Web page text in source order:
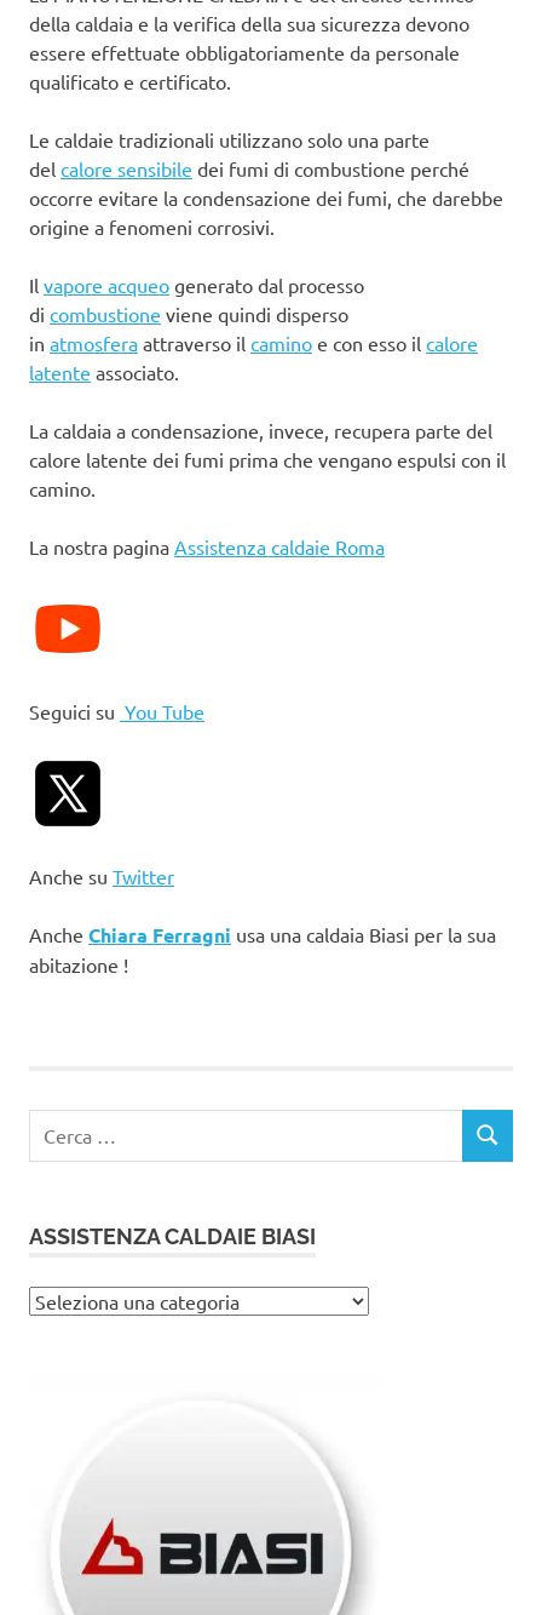
della caldaia e la verifica della sua sicurezza devono
essere effettuate obbligatoriamente da personale
qualificato e certificato.
Le caldaie tradizionali utilizzano solo una parte
del calore sensibile dei fumi di combustione perché
occorre evitare la condensazione dei fumi, che darebbe
origine a fenomeni corrosivi.
Il vapore acqueo generato dal processo
di combustione viene quindi disperso
in atmosfera attraverso il camino e con esso il calore
latente associato.
La caldaia a condensazione, invece, recupera parte del
calore latente dei fumi prima che vengano espulsi con il
camino.
La nostra pagina Assistenza caldaie Roma
Seguici su You Tube
Anche su Twitter
Anche Chiara Ferragni usa una caldaia Biasi per la sua
abitazione !
CERCA
ASSISTENZA CALDAIE BIASI
Assistenza